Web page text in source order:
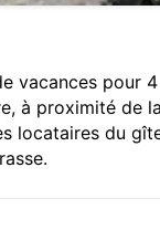
vacances pour
à proximité de
locataires du